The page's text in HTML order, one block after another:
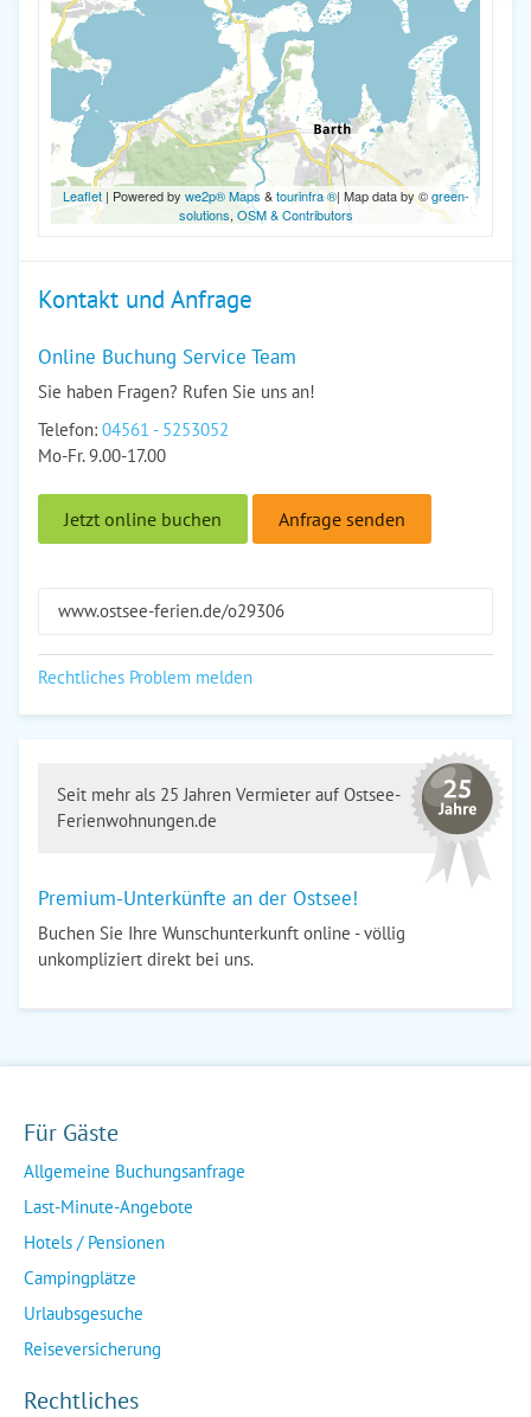
Leaflet| Powered by we2p® Maps &tourinfra ®| Map data by ©green-
solutions, OSM & Contributors
Kontakt und Anfrage
Online Buchung Service Team
Sie haben Fragen? Rufen Sie uns an!
Telefon: 04561 - 5253052
Mo-Fr. 9.00-17.00
Jetzt online buchen Anfrage senden
www.ostsee-ferien.de/o29306
Rechtliches Problem melden
Seit mehr als 25 Jahren Vermieter auf Ostsee-
Ferienwohnungen.de
Premium-Unterkünfte an der Ostsee!
Buchen Sie Ihre Wunschunterkunft online - völlig
unkompliziert direkt bei uns.
Für Gäste
Allgemeine Buchungsanfrage
Last-Minute-Angebote
Hotels / Pensionen
Campingplätze
Urlaubsgesuche
Reiseversicherung
Rechtliches